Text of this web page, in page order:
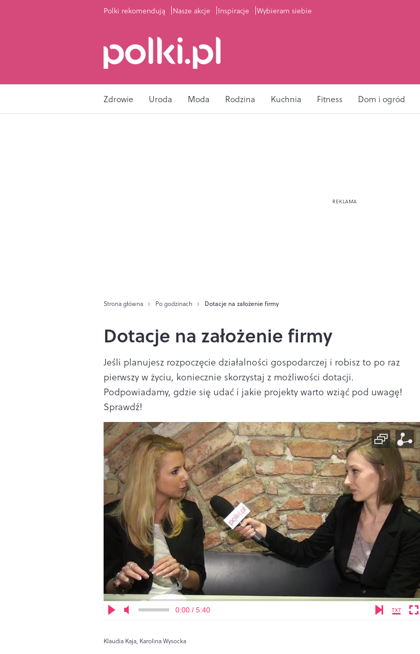
Polki rekomendują Nasze akcje Inspiracje Wybieram siebie
Zdrowie Uroda Moda Rodzina Kuchnia Fitness Dom i ogród
Strona główna Po godzinach Dotacje na założenie firmy
Dotacje na założenie firmy
Jeśli planujesz rozpoczęcie działalności gospodarczej i robisz to po raz
pierwszy w życiu, koniecznie skorzystaj z możliwości dotacji.
Podpowiadamy, gdzie się udać i jakie projekty warto wziąć pod uwagę!
Sprawdź!
0:00 / 5:40
Klaudia Kaja, Karolina Wysocka